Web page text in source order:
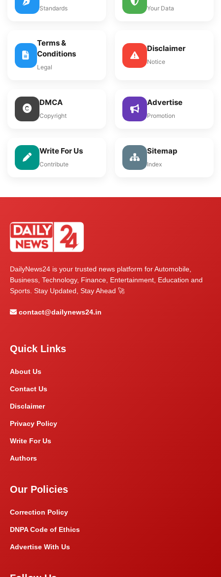
Standards Your Data
Terms &
Conditions
Legal
Disclaimer
Notice
DMCA
Copyright
Advertise
Promotion
Write For Us
Contribute
Sitemap
Index
DailyNews24 is your trusted news platform for Automobile,
Business, Technology, Finance, Entertainment, Education and
Sports. Stay Updated, Stay Ahead 🚀
contact@dailynews24.in
Quick Links
About Us
Contact Us
Disclaimer
Privacy Policy
Write For Us
Authors
Our Policies
Correction Policy
DNPA Code of Ethics
Advertise With Us